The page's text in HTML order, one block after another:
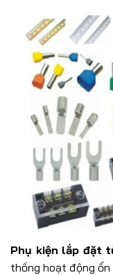
Phụ kiện lắp đặt
thống hoạt động ổn